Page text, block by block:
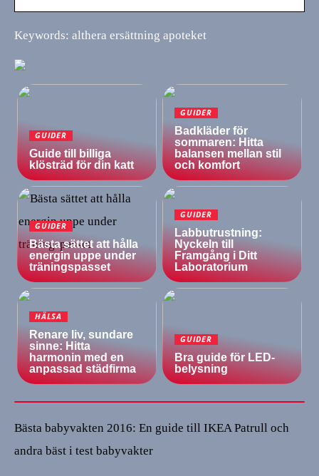
Keywords: althera ersättning apoteket
GUIDER
Guide till billiga
klösträd för din katt
GUIDER
Badkläder för
sommaren: Hitta
balansen mellan stil
och komfort
GUIDER
Bästa sättet att hålla
energin uppe under
träningspasset
GUIDER
Labbutrustning:
Nyckeln till
Framgång i Ditt
Laboratorium
HÄLSA
Renare liv, sundare
sinne: Hitta
harmonin med en
anpassad städfirma
GUIDER
Bra guide för LED-
belysning
Bästa babyvakten 2016: En guide till IKEA Patrull och
andra bäst i test babyvakter